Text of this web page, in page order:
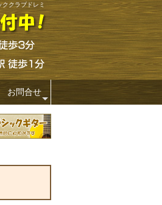
クラブドレミ
お問合せ